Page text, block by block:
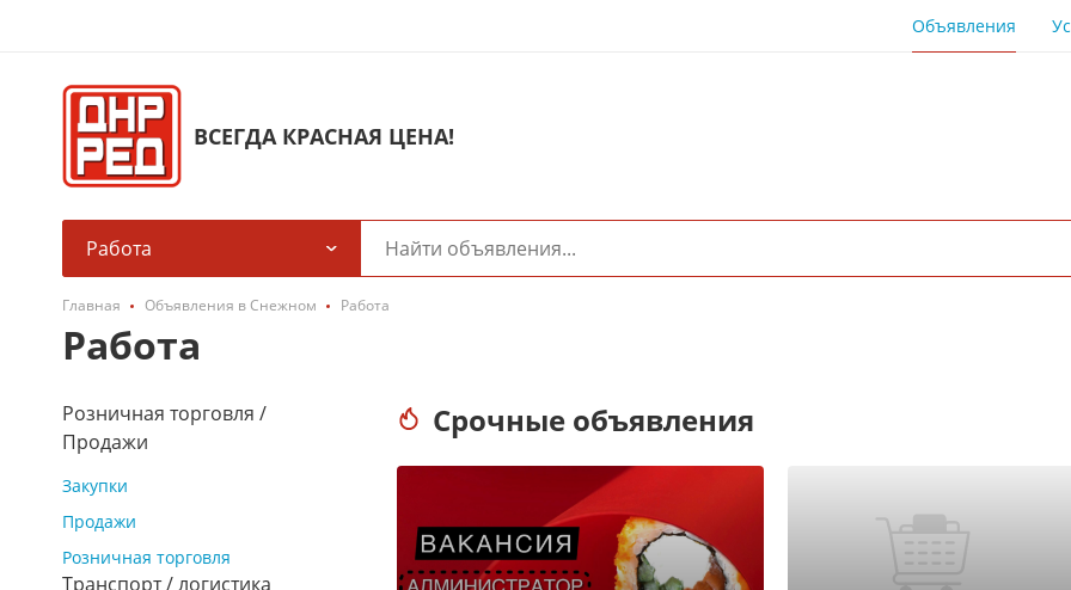
Объявления
ВСЕГДА КРАСНАЯ ЦЕНА!
Работа
Главная Объявления в Снежном Работа
Работа
Срочные объявления
Розничная торговля /
Продажи
Закупки
Продажи
Розничная торговля
Транспорт / логистика